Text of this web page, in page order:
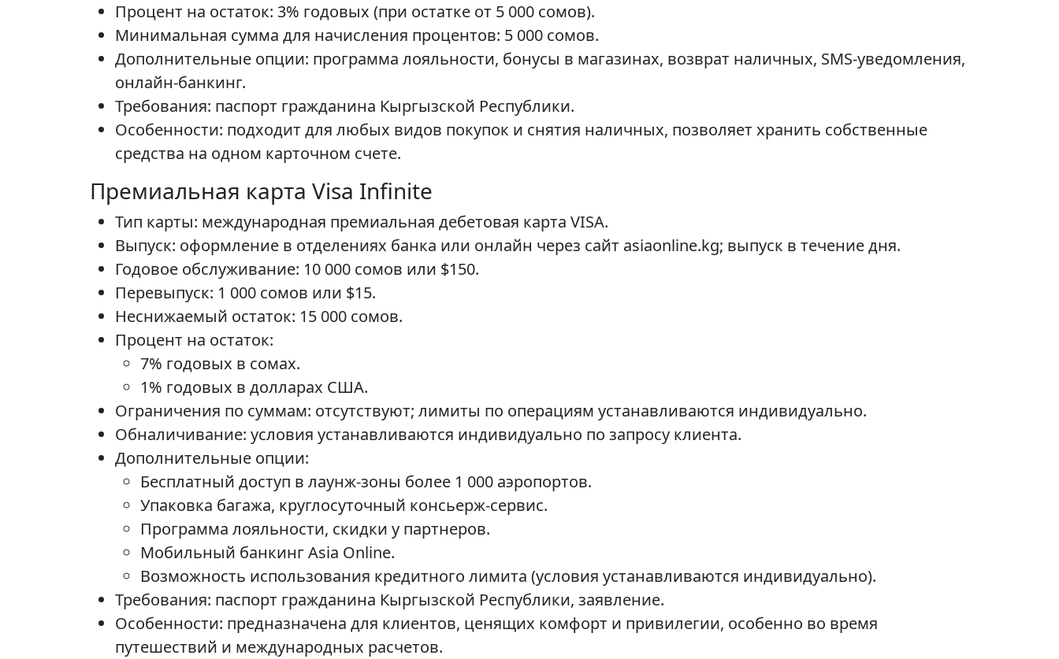
Процент на остаток: 3% годовых (при остатке от 5 000 сомов).
Минимальная сумма для начисления процентов: 5 000 сомов.
Дополнительные опции: программа лояльности, бонусы в магазинах, возврат наличных, SMS-уведомления,
онлайн-банкинг.
Требования: паспорт гражданина Кыргызской Республики.
Особенности: подходит для любых видов покупок и снятия наличных, позволяет хранить собственные
средства на одном карточном счете.
Премиальная карта Visa Infinite
Тип карты: международная премиальная дебетовая карта VISA.
Выпуск: оформление в отделениях банка или онлайн через сайт asiaonline.kg; выпуск в течение дня.
Годовое обслуживание: 10 000 сомов или $150.
Перевыпуск: 1 000 сомов или $15.
Неснижаемый остаток: 15 000 сомов.
Процент на остаток:
7% годовых в сомах.
1% годовых в долларах США.
Ограничения по суммам: отсутствуют; лимиты по операциям устанавливаются индивидуально.
Обналичивание: условия устанавливаются индивидуально по запросу клиента.
Дополнительные опции:
Бесплатный доступ в лаунж-зоны более 1 000 аэропортов.
Упаковка багажа, круглосуточный консьерж-сервис.
Программа лояльности, скидки у партнеров.
Мобильный банкинг Asia Online.
Возможность использования кредитного лимита (условия устанавливаются индивидуально).
Требования: паспорт гражданина Кыргызской Республики, заявление.
Особенности: предназначена для клиентов, ценящих комфорт и привилегии, особенно во время
путешествий и международных расчетов.